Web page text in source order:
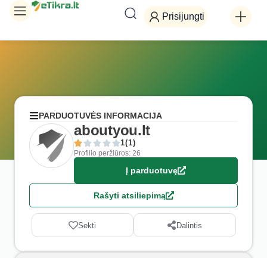
Prisijungti
PARDUOTUVĖS INFORMACIJA
aboutyou.lt
1(1)
Profilio peržiūros: 26
Į parduotuvę
Rašyti atsiliepimą
Sekti Dalintis